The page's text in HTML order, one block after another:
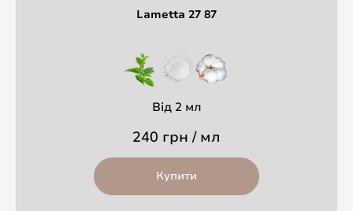
Lametta 27 87
Від 2 мл
240 грн / мл
Купити